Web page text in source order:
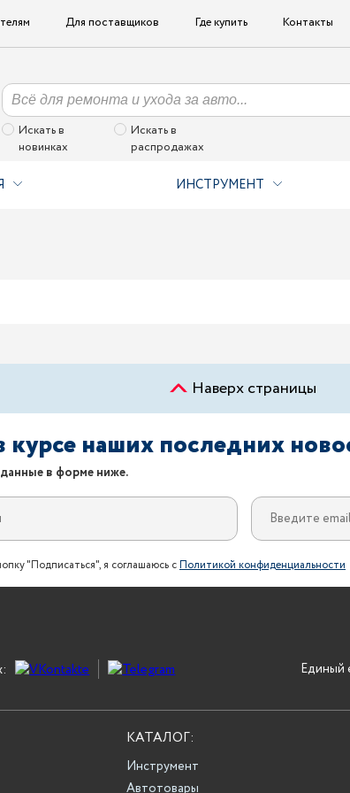
Для поставщиков Где купить Контакты
Искать в
новинках
Искать в
распродажах
ИНСТРУМЕНТ
Наверх страницы
курсе наших последних
в форме ниже.
"Подписаться", я соглашаюсь сПолитикой конфиденциальности
Единый
КАТАЛОГ:
Инструмент
Автотовары